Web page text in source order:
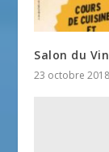
Salon du
23 octobre 2018